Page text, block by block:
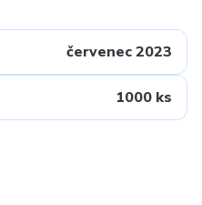
červenec 2023
1000 ks